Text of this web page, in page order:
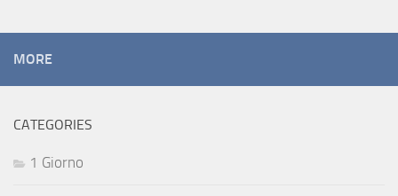
MORE
CATEGORIES
1 Giorno